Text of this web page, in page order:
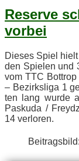
Re­ser­ve
vorbei
Die­ses Spiel
den Spie­len und
vom TTC
– Be­zirks­li­ga 1
ten lang wur­de
Pas­ku­da /
14 verloren.
Bei­trags­bild: